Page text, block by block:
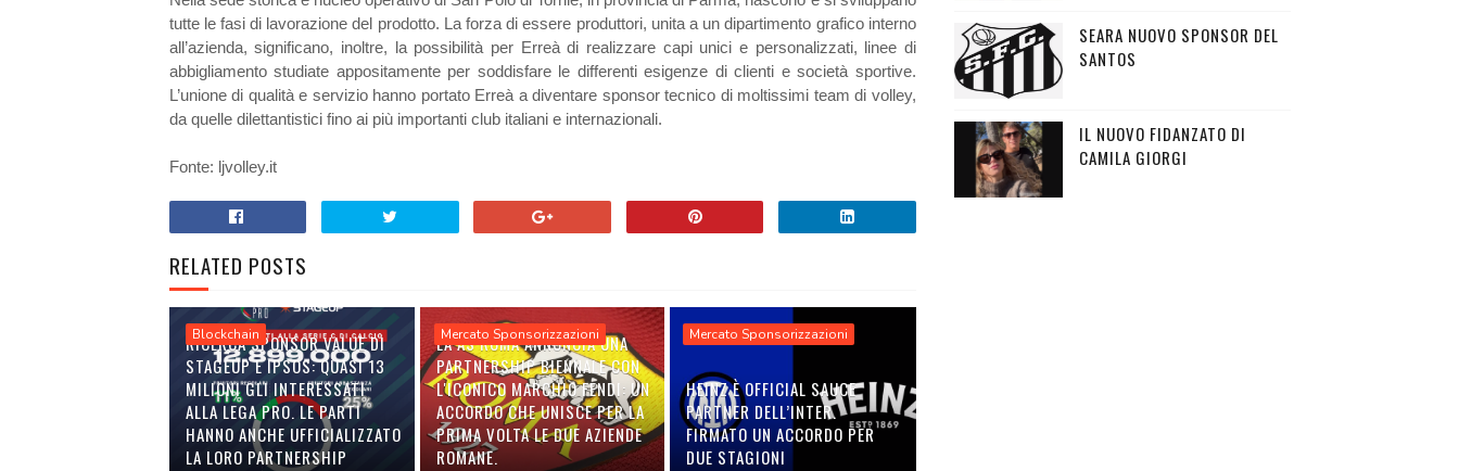
tutte le fasi di lavorazione del prodotto. La forza di essere produttori, unita a un dipartimento grafico interno
all’azienda, significano, inoltre, la possibilità per Erreà di realizzare capi unici e personalizzati, linee di
abbigliamento studiate appositamente per soddisfare le differenti esigenze di clienti e società sportive.
L’unione di qualità e servizio hanno portato Erreà a diventare sponsor tecnico di moltissimi team di volley,
da quelle dilettantistici fino ai più importanti club italiani e internazionali.
Fonte: ljvolley.it
RELATED POSTS
Blockchain
RICERCA SPONSOR VALUE DI
STAGEUP E IPSOS: QUASI 13
MILIONI GLI INTERESSATI
ALLA LEGA PRO. LE PARTI
HANNO ANCHE UFFICIALIZZATO
LA LORO PARTNERSHIP
Mercato Sponsorizzazioni
LA AS ROMA ANNUNCIA UNA
PARTNERSHIP BIENNALE CON
L'ICONICO MARCHIO FENDI: UN
ACCORDO CHE UNISCE PER LA
PRIMA VOLTA LE DUE AZIENDE
ROMANE.
Mercato Sponsorizzazioni
HEINZ È OFFICIAL SAUCE
PARTNER DELL’INTER.
FIRMATO UN ACCORDO PER
DUE STAGIONI
SEARA NUOVO SPONSOR DEL
SANTOS
IL NUOVO FIDANZATO DI
CAMILA GIORGI